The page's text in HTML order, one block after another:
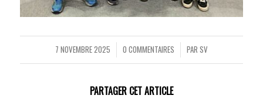
7 NOVEMBRE 2025
/ 0 COMMENTAIRES
/ PAR SV
PARTAGER CET ARTICLE